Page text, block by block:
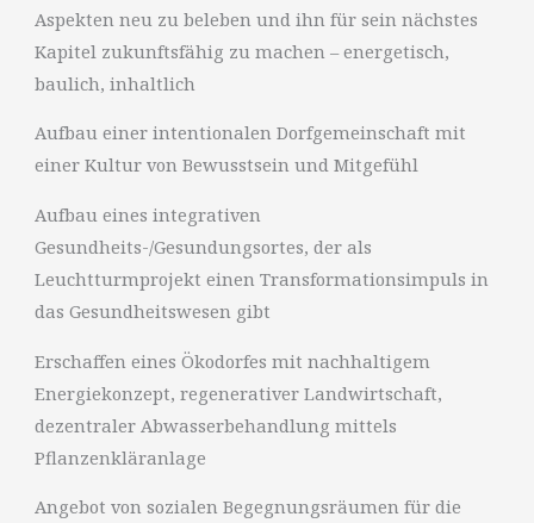
Aspekten neu zu beleben und ihn für sein nächstes
Kapitel zukunftsfähig zu machen – energetisch,
baulich, inhaltlich
Aufbau einer intentionalen Dorfgemeinschaft mit
einer Kultur von Bewusstsein und Mitgefühl
Aufbau eines integrativen
Gesundheits-/Gesundungsortes, der als
Leuchtturmprojekt einen Transformationsimpuls in
das Gesundheitswesen gibt
Erschaffen eines Ökodorfes mit nachhaltigem
Energiekonzept, regenerativer Landwirtschaft,
dezentraler Abwasserbehandlung mittels
Pflanzenkläranlage
Angebot von sozialen Begegnungsräumen für die